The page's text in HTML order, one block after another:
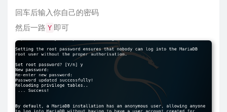
回车后输入你自己的密码
然后一路 Y 即可